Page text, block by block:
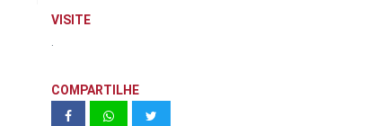
VISITE
COMPARTILHE